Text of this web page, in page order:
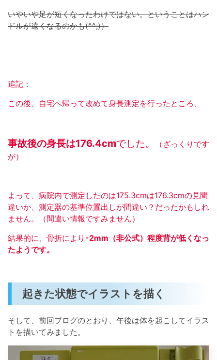
いやいや足が短くなったわけではない。ということはハン
ドルが遠くなるのかも(^^;)）
追記：
この後、自宅へ帰って改めて身長測定を行ったところ、
事故後の身長は176.4cmでした。
（ざっくりです
が）
よって、病院内で測定したのは175.3cmは176.3cmの見間
違いか、測定器の基準位置出しが間違い？だったかもしれ
ません。（間違い情報ですみません）
結果的に、骨折により -2mm（非公式）程度背が低くなっ
たようです。
起きた状態でイラストを描く
そして、前回ブログのとおり、午後は体を起こしてイラス
トを描いてみました。